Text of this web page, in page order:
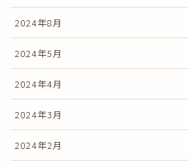
2024年8月
2024年5月
2024年4月
2024年3月
2024年2月